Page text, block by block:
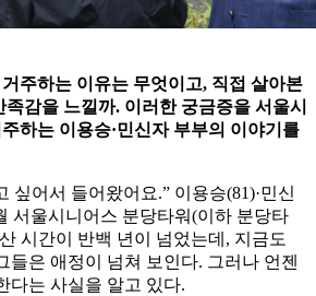
주하는 이유는 무엇이고, 직접 살아본
감을 느낄까. 이러한 궁금증을 서울시
하는 이용승·민신자 부부의 이야기를
싶어서 들어왔어요.” 이용승(81)·민신
서울시니어스 분당타워(이하 분당타
시간이 반백 년이 넘었는데, 지금도
들은 애정이 넘쳐 보인다. 그러나 언젠
다는 사실을 알고 있다.